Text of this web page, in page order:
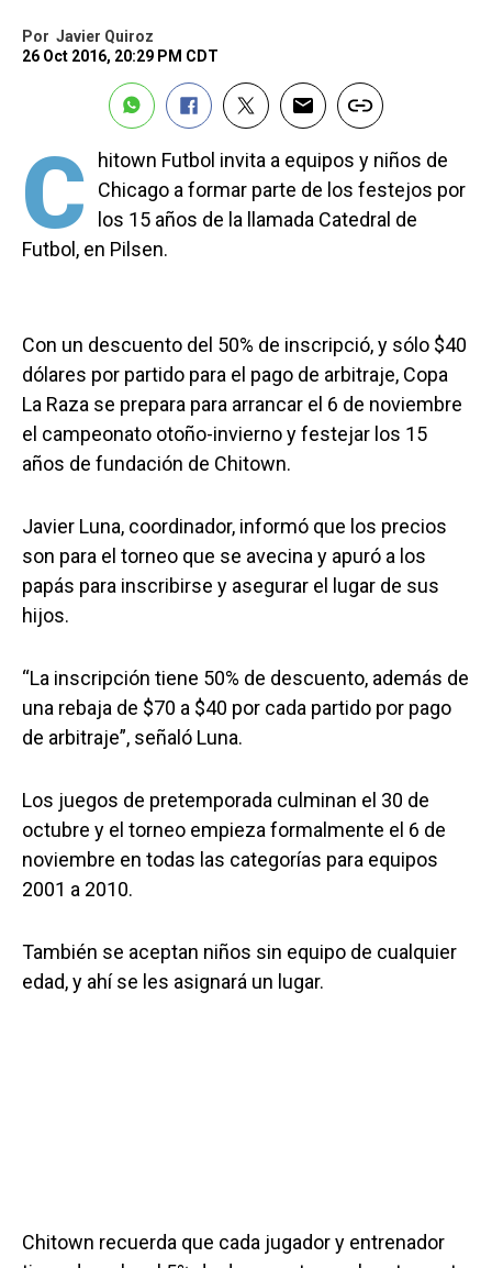
Por Javier Quiroz
26 Oct 2016, 20:29 PM CDT
C
hitown Futbol invita a equipos y niños de
Chicago a formar parte de los festejos por
los 15 años de la llamada Catedral de
Futbol, en Pilsen.
Con un descuento del 50% de inscripció, y sólo $40
dólares por partido para el pago de arbitraje, Copa
La Raza se prepara para arrancar el 6 de noviembre
el campeonato otoño-invierno y festejar los 15
años de fundación de Chitown.
Javier Luna, coordinador, informó que los precios
son para el torneo que se avecina y apuró a los
papás para inscribirse y asegurar el lugar de sus
hijos.
“La inscripción tiene 50% de descuento, además de
una rebaja de $70 a $40 por cada partido por pago
de arbitraje”, señaló Luna.
Los juegos de pretemporada culminan el 30 de
octubre y el torneo empieza formalmente el 6 de
noviembre en todas las categorías para equipos
2001 a 2010.
También se aceptan niños sin equipo de cualquier
edad, y ahí se les asignará un lugar.
Chitown recuerda que cada jugador y entrenador